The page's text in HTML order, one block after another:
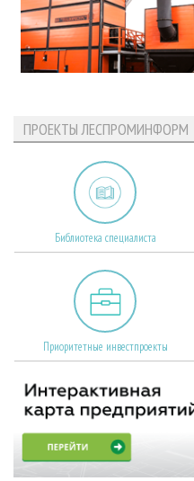
ПРОЕКТЫ ЛЕСПРОМИНФОРМ
Библиотека специалиста
Приоритетные инвестпроекты